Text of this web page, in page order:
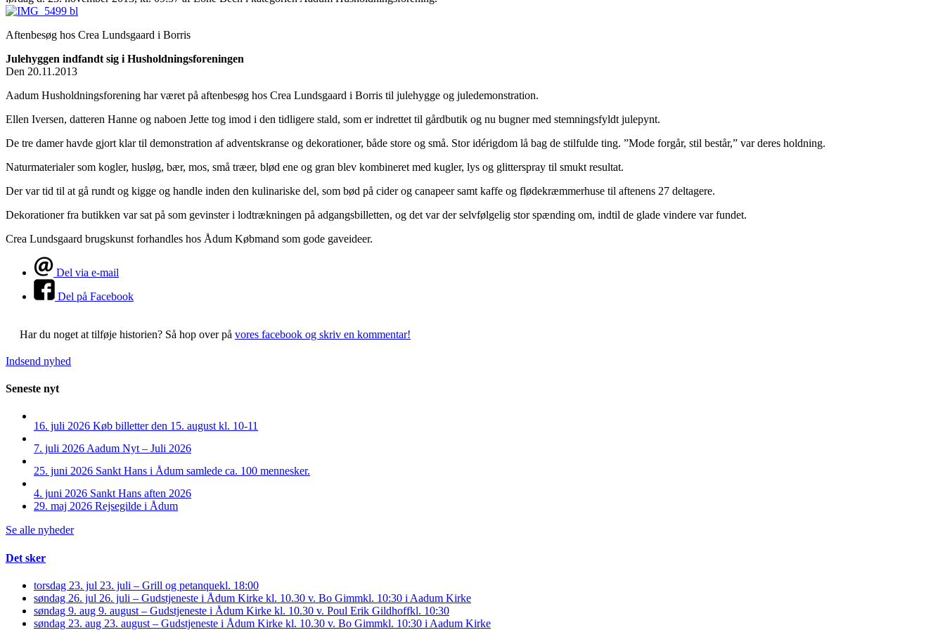
Aftenbesøg hos Crea Lundsgaard i Borris
Julehyggen indfandt sig i Husholdningsforeningen
Den 20.11.2013
Aadum Husholdningsforening har været på aftenbesøg hos Crea Lundsgaard i Borris til julehygge og juledemonstration.
Ellen Iversen, datteren Hanne og naboen Jette tog imod i den tidligere stald, som er indrettet til gårdbutik og nu bugner med stemningsfyldt julepynt.
De tre damer havde gjort klar til demonstration af adventskranse og dekorationer, både store og små. Stor idérigdom lå bag de stilfulde ting. ”Mode forgår, stil består,” var deres holdning.
Naturmaterialer som kogler, husløg, bær, mos, små træer, blød ene og gran blev kombineret med kugler, lys og glitterspray til smukt resultat.
Der var tid til at gå rundt og kigge og handle inden den kulinariske del, som bød på cider og canapeer samt kaffe og flødekræmmerhuse til aftenens 27 deltagere.
Dekorationer fra butikken var sat på som gevinster i lodtrækningen på adgangsbilletten, og det var der selvfølgelig stor spænding om, indtil de glade vindere var fundet.
Crea Lundsgaard brugskunst forhandles hos Ådum Købmand som gode gaveideer.
Del via e-mail
Del på Facebook
Har du noget at tilføje historien? Så hop over på vores facebook og skriv en kommentar!
Indsend nyhed
Seneste nyt
16. juli 2026 Køb billetter den 15. august kl. 10-11
7. juli 2026 Aadum Nyt – Juli 2026
25. juni 2026 Sankt Hans i Ådum samlede ca. 100 mennesker.
4. juni 2026 Sankt Hans aften 2026
29. maj 2026 Rejsegilde i Ådum
Se alle nyheder
Det sker
torsdag 23. jul 23. juli – Grill og petanquekl. 18:00
søndag 26. jul 26. juli – Gudstjeneste i Ådum Kirke kl. 10.30 v. Bo Gimmkl. 10:30 i Aadum Kirke
søndag 9. aug 9. august – Gudstjeneste i Ådum Kirke kl. 10.30 v. Poul Erik Gildhoffkl. 10:30
søndag 23. aug 23. august – Gudstjeneste i Ådum Kirke kl. 10.30 v. Bo Gimmkl. 10:30 i Aadum Kirke